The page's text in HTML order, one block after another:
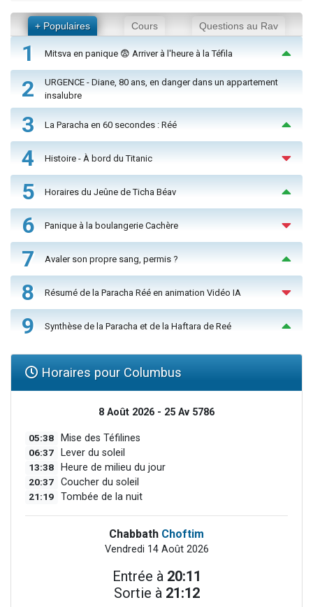
+ Populaires Cours Questions au Rav
1 Mitsva en panique 😨 Arriver à l'heure à la Téfila
2
URGENCE - Diane, 80 ans, en danger dans un appartement
insalubre
3 La Paracha en 60 secondes : Réé
4 Histoire - À bord du Titanic
5 Horaires du Jeûne de Ticha Béav
6 Panique à la boulangerie Cachère
7 Avaler son propre sang, permis ?
8 Résumé de la Paracha Réé en animation Vidéo IA
9 Synthèse de la Paracha et de la Haftara de Reé
Horaires pour Columbus
8 Août 2026 - 25 Av 5786
05:38 Mise des Téfilines
06:37 Lever du soleil
13:38 Heure de milieu du jour
20:37 Coucher du soleil
21:19 Tombée de la nuit
Chabbath Choftim
Vendredi 14 Août 2026
Entrée à 20:11
Sortie à 21:12